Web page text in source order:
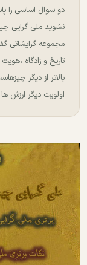
دو سوال اساسی را
نشوید ملی گرایی
مجموعه گرایشاتی
تاریخ و زادگاه
بالاتر از دیگر
اولویت دیگر ارزش